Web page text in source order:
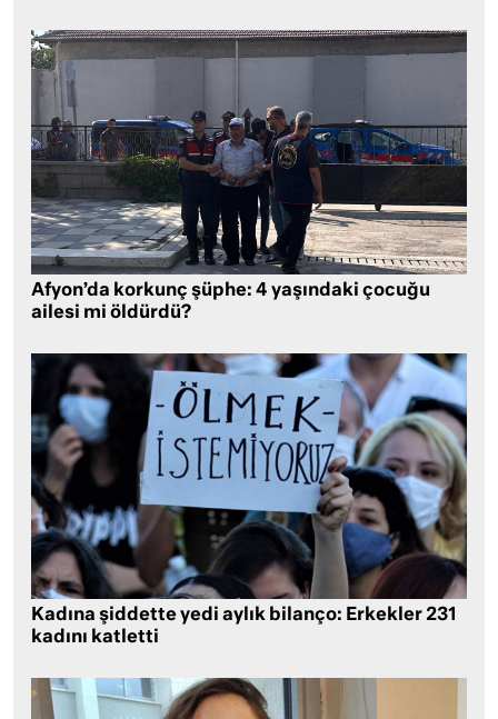
Afyon’da korkunç şüphe: 4 yaşındaki çocuğu
ailesi mi öldürdü?
Kadına şiddette yedi aylık bilanço: Erkekler 231
kadını katletti